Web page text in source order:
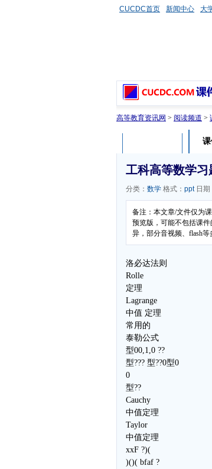
CUCDC首页 新闻中心 大
高等教育资讯网 > 阅读频道 >
工科高等数学
分类： 数学 格式： ppt日期
备注：本文章/文件仅为
预览版，可能不包括课
异，部分音视频、flash
洛必达法则
Rolle
定理
Lagrange
中值 定理
常用的
泰勒公式
型00,1,0 ??
型??? 型??0型0
0
型??
Cauchy
中值定理
Taylor
中值定理
xxF ?)(
)()( bfaf ?